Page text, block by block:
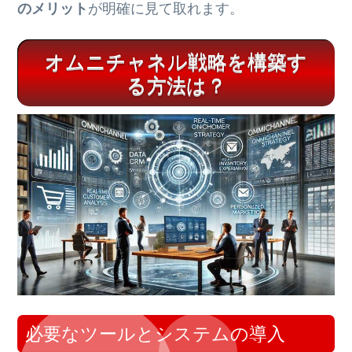
のメリット が明確に見て取れます。
オムニチャネル戦略を構築す
る方法は？
必要なツールとシステムの導入